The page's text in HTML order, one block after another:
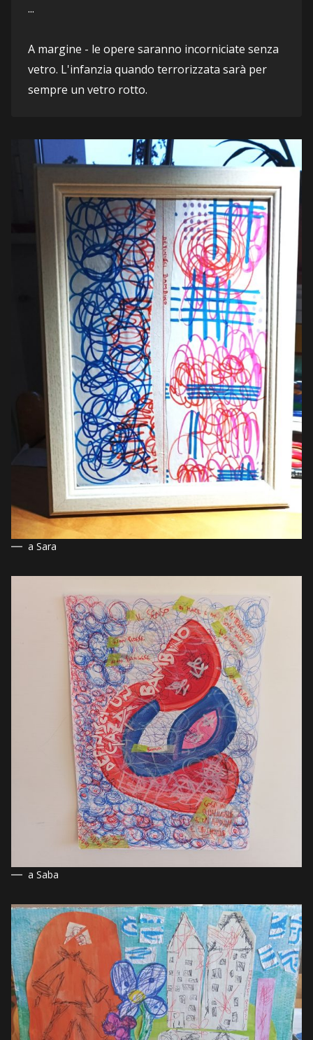
...
A margine - le opere saranno incorniciate senza
vetro. L'infanzia quando terrorizzata sarà per
sempre un vetro rotto.
a Sara
a Saba